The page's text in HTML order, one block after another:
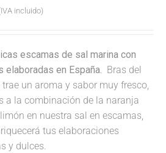
incluido)
escamas de sal marina con
elaboradas en España. Bras del
trae un aroma y sabor muy fresco,
a la combinación de la naranja
en nuestra sal en escamas,
tus elaboraciones
y dulces.